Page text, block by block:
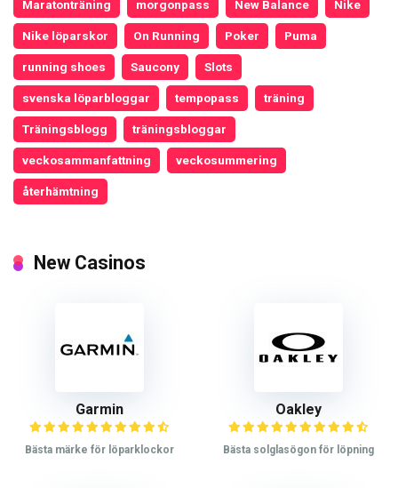
Maratonträning morgonpass New Balance Nike
Nike löparskor On Running Poker Puma
running shoes Saucony Slots
svenska löparbloggar tempopass träning
Träningsblogg träningsbloggar
veckosammanfattning veckosummering
återhämtning
New Casinos
Garmin
Bästa märke för löparklockor
Oakley
Bästa solglasögon för löpning